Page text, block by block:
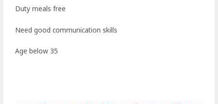
Duty meals free
Need good communication skills
Age below 35